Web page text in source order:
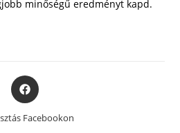
minőségű eredményt kapd.
Opens
in
a
new
Facebookon